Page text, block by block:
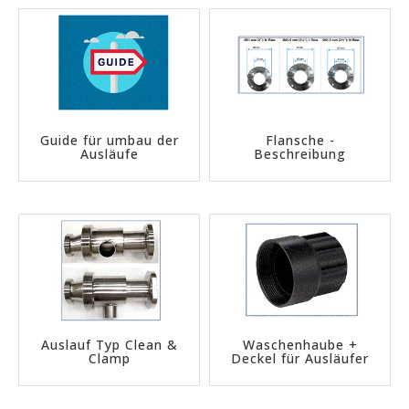
Guide für umbau der
Ausläufe
Flansche -
Beschreibung
Auslauf Typ Clean &
Clamp
Waschenhaube +
Deckel für Ausläufer